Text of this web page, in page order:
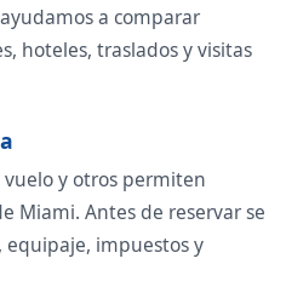
a comparar
hoteles, traslados y visitas
y otros permiten
Miami. Antes de reservar se
equipaje, impuestos y